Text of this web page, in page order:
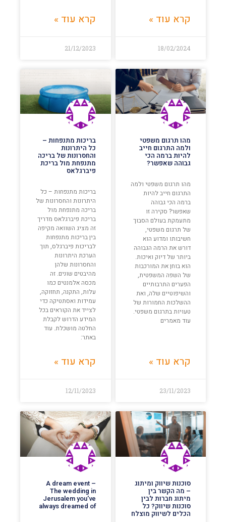
קרא עוד »
18/02/2024
קרא עוד »
21/12/2023
מהו תרגום משפטי
ולמה התרגום חייב
להיות ברמה הכי
גבוהה שאפשר?
מהו תרגום משפטי ולמה
התרגום חייב להיות
ברמה הכי גבוהה
שאפשר? סקירה זו
מתעמקת בעולם הסבוך
של תרגום משפטי,
חשיבותו ומדוע הוא
דורש את הרמה הגבוהה
ביותר של דיוק ואיכות.
הוא בוחן את המורכבות
של השפה המשפטית,
הפערים התרבותיים
והשיפוטיים שלה, ואת
ההשלכות החמורות של
טעויות בתרגום משפטי.
עוד מאמרים
קרא עוד »
23/11/2023
בריכות מתנפחות –
כל היתרונות
והחסרונות של בריכה
מתנפחת מול בריכת
פיברגלאס
בריכות מתנפחות – כל
היתרונות והחסרונות של
בריכה מתנפחת מול
בריכת פיברגלאס מדריך
זה מציג השוואה מקיפה
בין בריכות מתנפחות
לבריכות פיברגלס, תוך
הערכת היתרונות
והחסרונות שלהן
מהיבטים שונים. זה
מכסה אלמנטים כמו
עלות, התקנה, תחזוקה,
עמידות ואסתטיקה כדי
לצייד את הקוראים בכל
המידע הדרוש לקבלת
החלטה מושכלת. עוד
באתר:
קרא עוד »
12/11/2023
סוכנות שיווק ומיתוג
– מה הקשר בין
מיתוג חברות לבין
סוכנות שיווק? כל
הכלים לשיווק מוצלח
A dream event –
The wedding in
Jerusalem you've
always dreamed of